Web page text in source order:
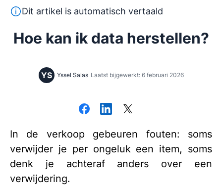
Neem contact op met het ondersteuningsteam
Deze tekst is automatisch vertaald uit het Engels,
Dit artikel is automatisch vertaald
Hoe kan ik data herstellen?
YS Yssel Salas Laatst bijgewerkt: 6 februari 2026
In de verkoop gebeuren fouten: soms
verwijder je per ongeluk een item, soms
denk je achteraf anders over een
verwijdering.